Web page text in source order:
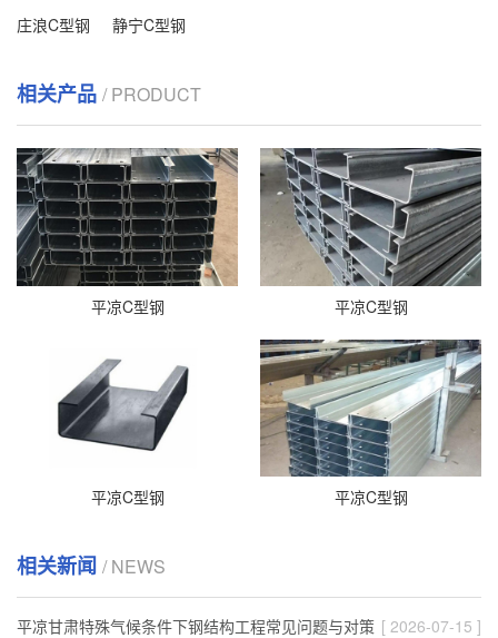
庄浪C型钢
静宁C型钢
相关产品 / PRODUCT
平凉C型钢 平凉C型钢
平凉C型钢 平凉C型钢
相关新闻 / NEWS
平凉甘肃特殊气候条件下钢结构工程常见问题与对策 [ 2026-07-15 ]